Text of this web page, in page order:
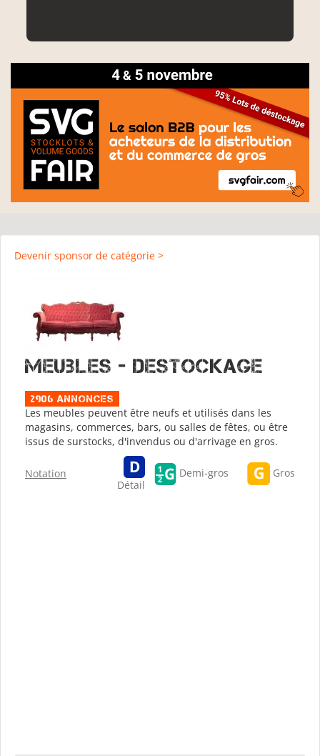
Devenir sponsor de catégorie >
Meubles - Destockage
2906 Annonces
Les meubles peuvent être neufs et utilisés dans les
magasins, commerces, bars, ou salles de fêtes, ou être
issus de surstocks, d'invendus ou d'arrivage en gros.
Notation
Détail
Demi-gros Gros